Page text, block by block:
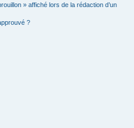
» affiché lors de la rédaction d’un
?